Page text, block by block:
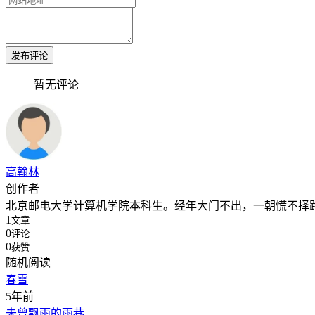
发布评论
暂无评论
高翰林
创作者
北京邮电大学计算机学院本科生。经年大门不出，一朝慌不择
1 文章
0评论
0获赞
随机阅读
春雪
5年前